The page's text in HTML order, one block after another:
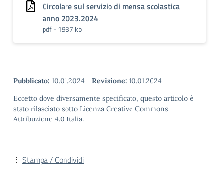
Circolare sul servizio di mensa scolastica
anno 2023.2024
pdf - 1937 kb
Pubblicato: 10.01.2024 - Revisione: 10.01.2024
Eccetto dove diversamente specificato, questo articolo è
stato rilasciato sotto Licenza Creative Commons
Attribuzione 4.0 Italia.
Stampa / Condividi